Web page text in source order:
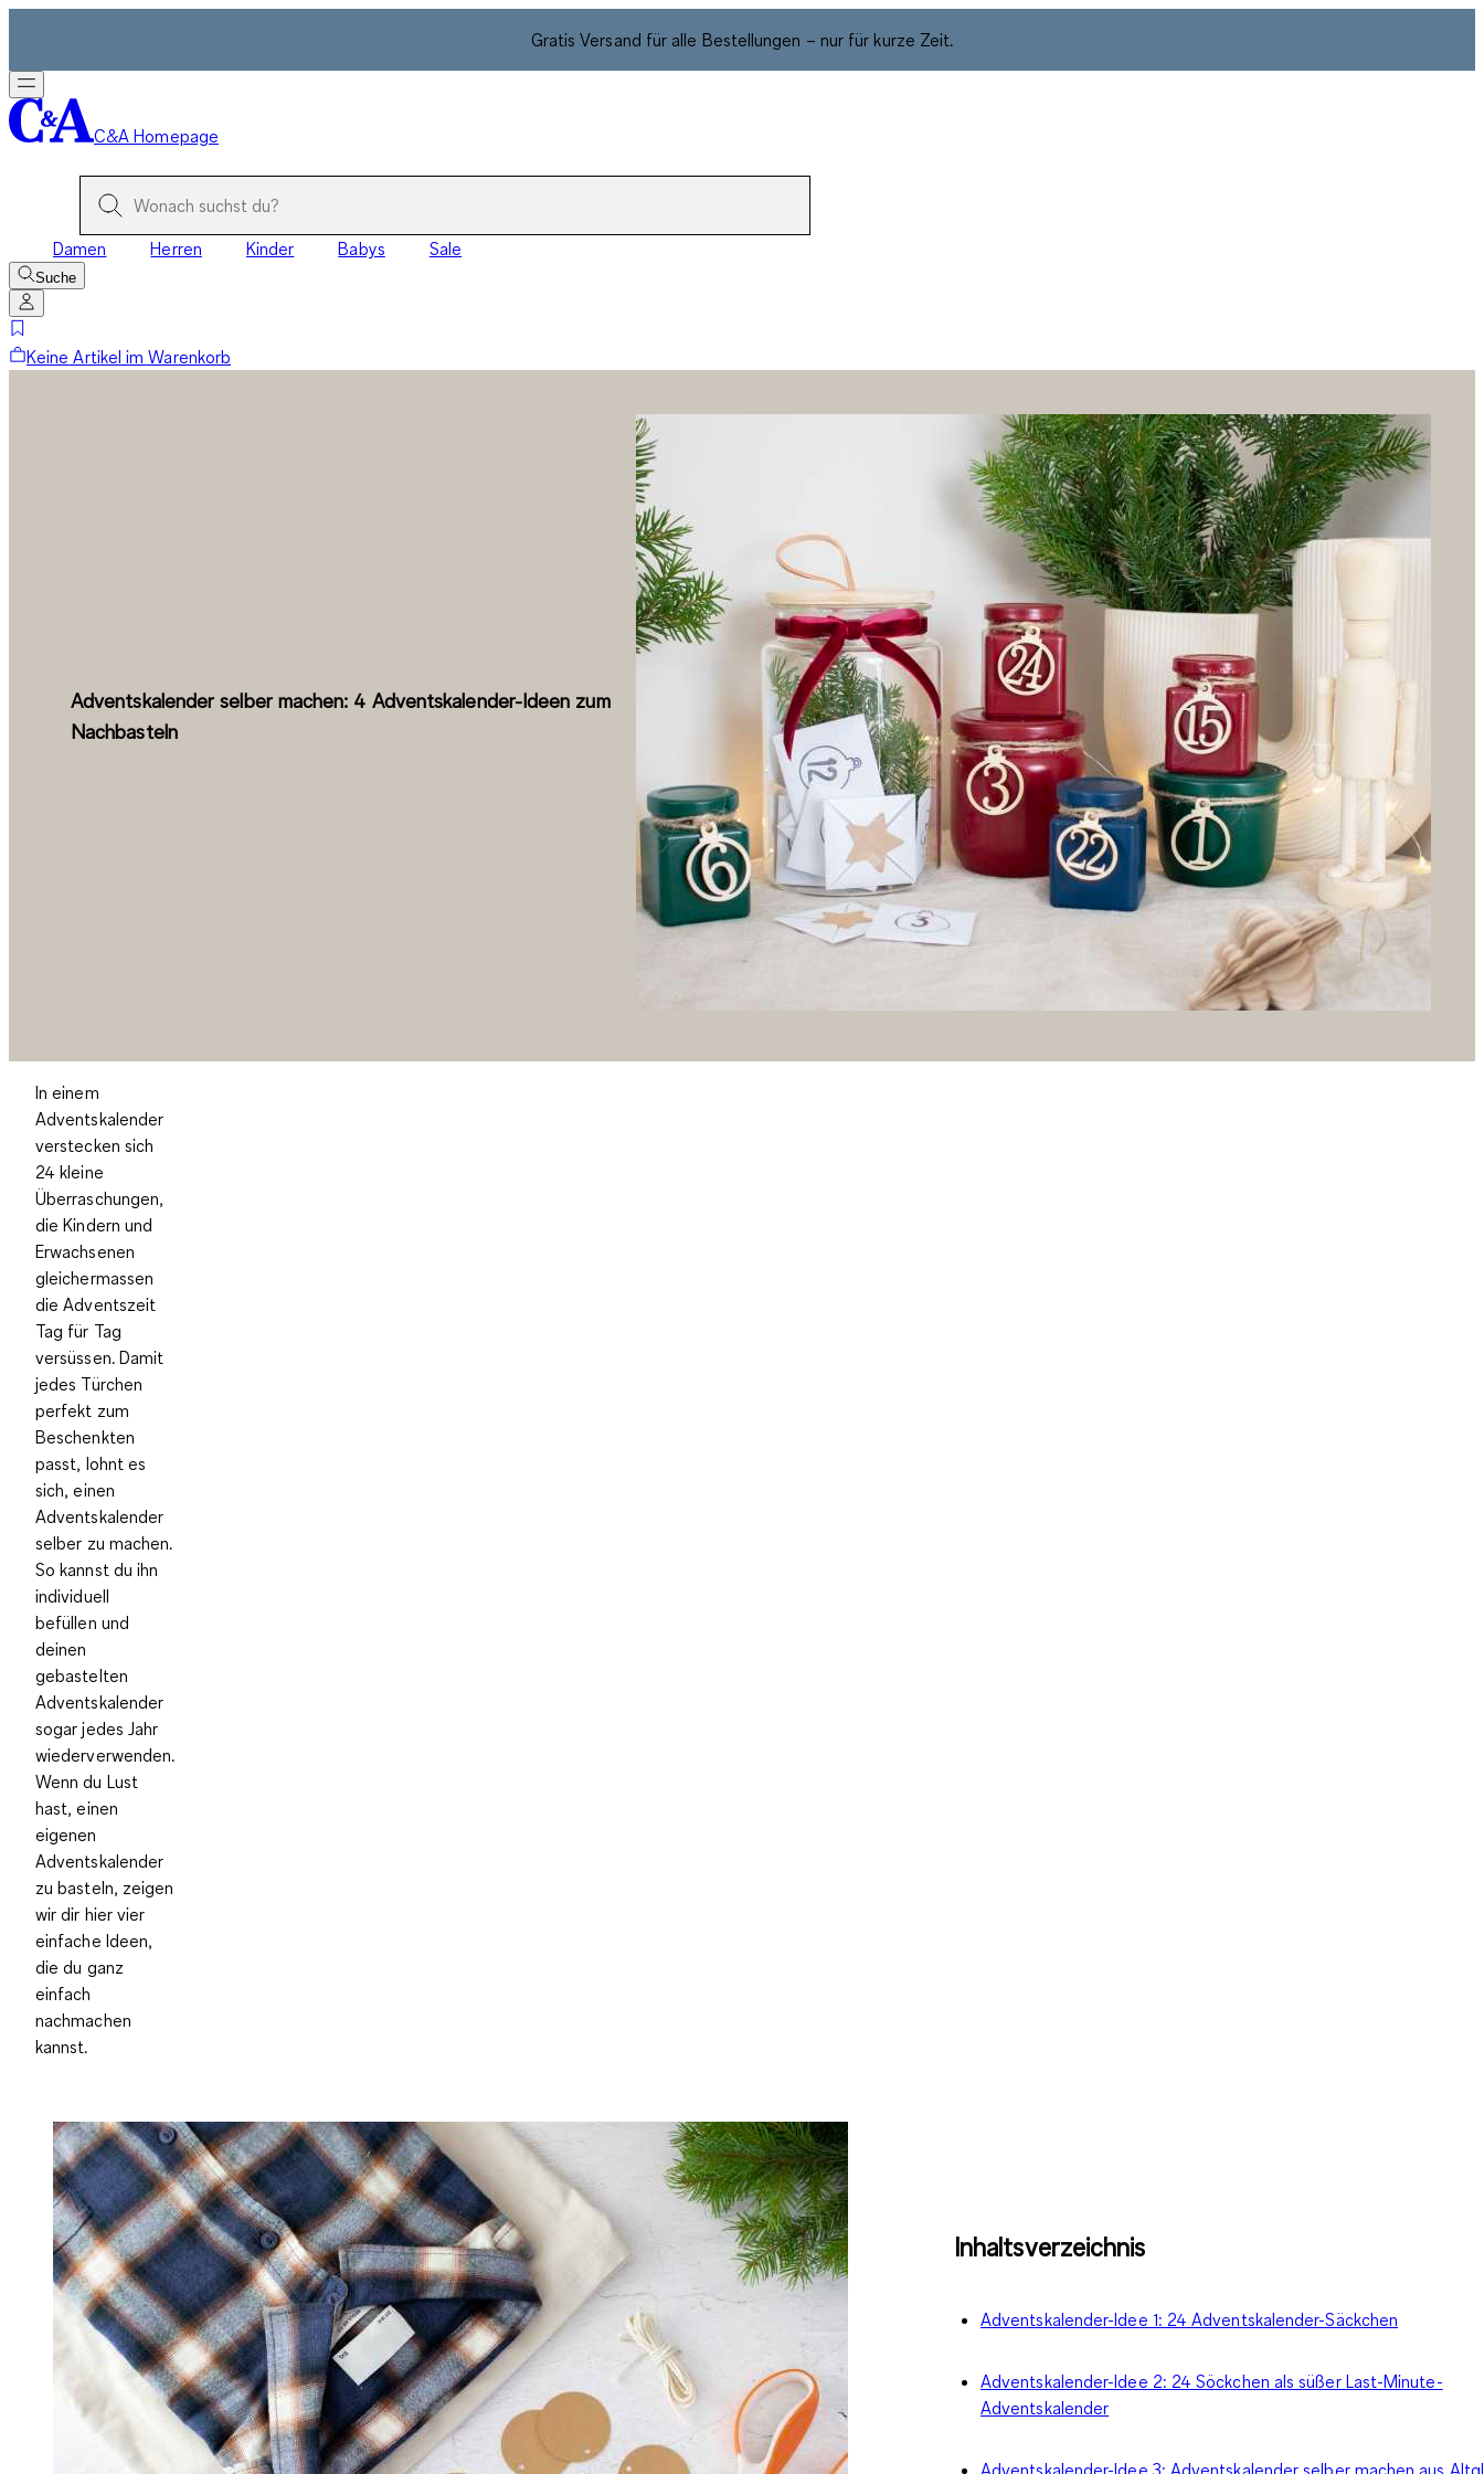
Gratis Versand für alle Bestellungen – nur für kurze Zeit.
C&A Homepage
Damen Herren Kinder Babys Sale
Suche
Keine Artikel im Warenkorb
Adventskalender selber machen: 4 Adventskalender-Ideen zum
Nachbasteln
In einem
Adventskalender
verstecken sich
24 kleine
Überraschungen,
die Kindern und
Erwachsenen
gleichermassen
die Adventszeit
Tag für Tag
versüssen. Damit
jedes Türchen
perfekt zum
Beschenkten
passt, lohnt es
sich, einen
Adventskalender
selber zu machen.
So kannst du ihn
individuell
befüllen und
deinen
gebastelten
Adventskalender
sogar jedes Jahr
wiederverwenden.
Wenn du Lust
hast, einen
eigenen
Adventskalender
zu basteln, zeigen
wir dir hier vier
einfache Ideen,
die du ganz
einfach
nachmachen
kannst.
Inhaltsverzeichnis
Adventskalender-Idee 1: 24 Adventskalender-Säckchen
Adventskalender-Idee 2: 24 Söckchen als süßer Last-Minute-
Adventskalender
Adventskalender-Idee 3: Adventskalender selber machen aus